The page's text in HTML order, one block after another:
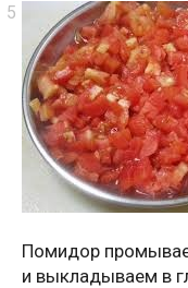
Помидор
и выкладываем в